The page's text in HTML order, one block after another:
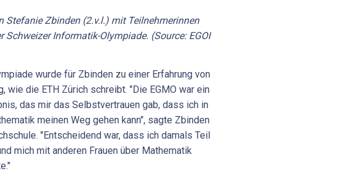
Stefanie Zbinden (2.v.l.) mit Teilnehmerinnen
Schweizer Informatik-Olympiade. (Source: EGOI
wurde für Zbinden zu einer Erfahrung von
wie die ETH Zürich schreibt. "Die EGMO war ein
das mir das Selbstvertrauen gab, dass ich in
meinen Weg gehen kann", sagte Zbinden
"Entscheidend war, dass ich damals Teil
mich mit anderen Frauen über Mathematik